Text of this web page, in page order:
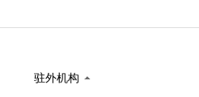
驻外机构